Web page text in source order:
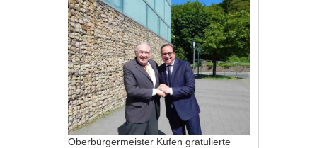
Oberbürgermeister Kufen gratulierte